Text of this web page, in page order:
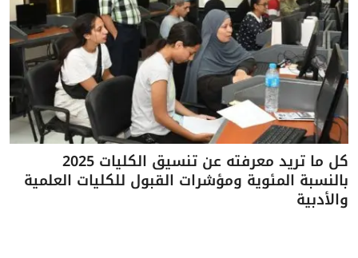
كل ما تريد معرفته عن تنسيق الكليات 2025
بالنسبة المئوية ومؤشرات القبول للكليات العلمية
والأدبية